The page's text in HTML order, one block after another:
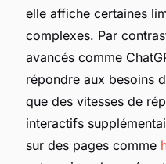
elle affiche certaines
complexes. Par
avancés comme
répondre aux besoins
que des vitesses de
interactifs
sur des pages comme